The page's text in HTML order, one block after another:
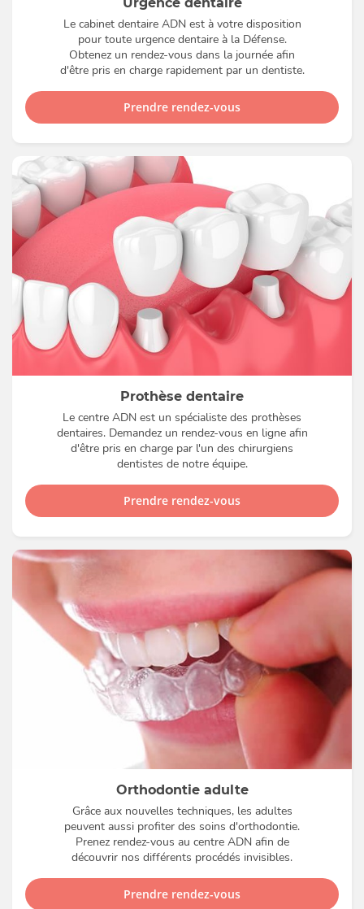
Le cabinet dentaire ADN est à votre disposition
pour toute urgence dentaire à la Défense.
Obtenez un rendez-vous dans la journée afin
d'être pris en charge rapidement par un dentiste.
Prendre rendez-vous
Prothèse dentaire
Le centre ADN est un spécialiste des prothèses
dentaires. Demandez un rendez-vous en ligne afin
d'être pris en charge par l'un des chirurgiens
dentistes de notre équipe.
Prendre rendez-vous
Orthodontie adulte
Grâce aux nouvelles techniques, les adultes
peuvent aussi profiter des soins d'orthodontie.
Prenez rendez-vous au centre ADN afin de
découvrir nos différents procédés invisibles.
Prendre rendez-vous